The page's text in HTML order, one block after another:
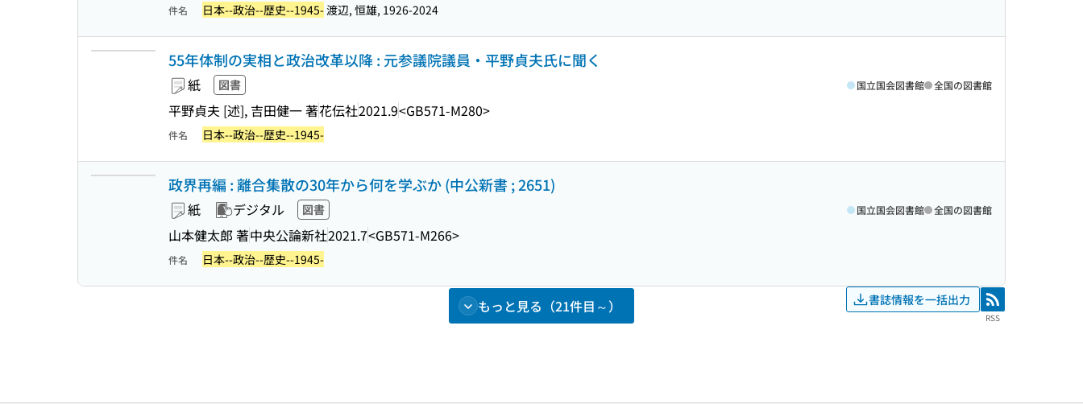
件名 日本--政治--歴史--1945-渡辺, 恒雄, 1926-2024
55年体制の実相と政治改革以降 : 元参議院議員・平野貞夫氏に聞く
紙 図書
平野貞夫 [述], 吉田健一 著花伝社2021.9<GB571-M280>
国立国会図書館 全国の図書館
件名 日本--政治--歴史--1945-
政界再編 : 離合集散の30年から何を学ぶか (中公新書 ; 2651)
紙 デジタル 図書
山本健太郎 著中央公論新社2021.7<GB571-M266>
国立国会図書館 全国の図書館
件名 日本--政治--歴史--1945-
もっと見る（21件目～） 書誌情報を一括出力 RSS
RSS